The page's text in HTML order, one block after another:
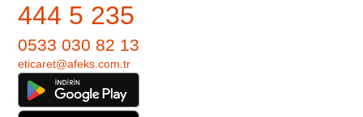
444 5 235
0533 030 82 13
eticaret@afeks.com.tr